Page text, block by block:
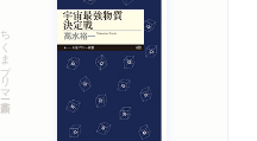
ちくまプリマー新書